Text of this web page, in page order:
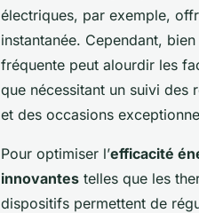
électriques, par exemple,
instantanée. Cependant,
fréquente peut alourdir les
que nécessitant un suivi des
et des occasions
Pour optimiser l’efficacité
innovantes telles que les
dispositifs permettent de